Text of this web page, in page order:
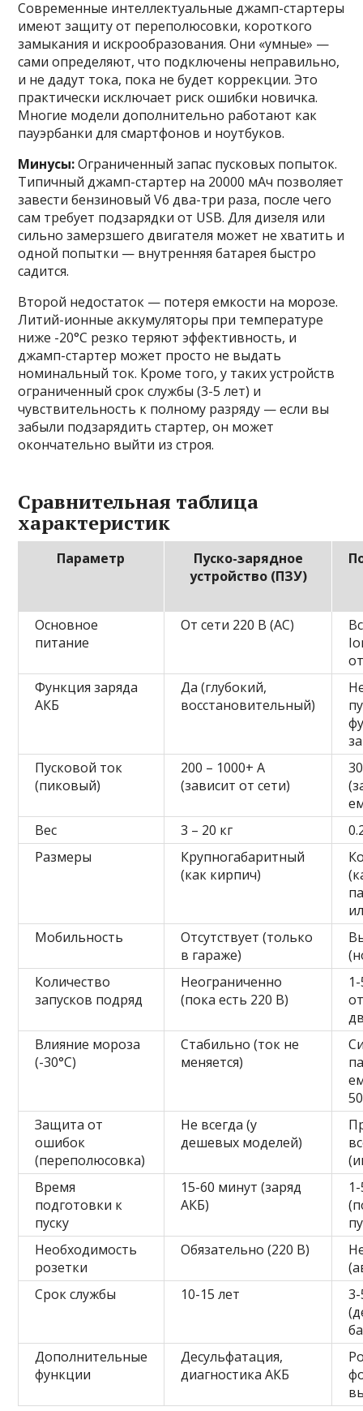
Современные интеллектуальные джамп-стартеры
имеют защиту от переполюсовки, короткого
замыкания и искрообразования. Они «умные» —
сами определяют, что подключены неправильно,
и не дадут тока, пока не будет коррекции. Это
практически исключает риск ошибки новичка.
Многие модели дополнительно работают как
пауэрбанки для смартфонов и ноутбуков.
Минусы:Ограниченный запас пусковых попыток.
Типичный джамп-стартер на 20000 мАч позволяет
завести бензиновый V6 два-три раза, после чего
сам требует подзарядки от USB. Для дизеля или
сильно замерзшего двигателя может не хватить и
одной попытки — внутренняя батарея быстро
садится.
Второй недостаток — потеря емкости на морозе.
Литий-ионные аккумуляторы при температуре
ниже -20°C резко теряют эффективность, и
джамп-стартер может просто не выдать
номинальный ток. Кроме того, у таких устройств
ограниченный срок службы (3-5 лет) и
чувствительность к полному разряду — если вы
забыли подзарядить стартер, он может
окончательно выйти из строя.
Сравнительная таблица
характеристик
Параметр
Пуско-зарядное
устройство (ПЗУ)
Основное
питание
От сети 220 В (AC)
Функция заряда
АКБ
Да (глубокий,
восстановительный)
Пусковой ток
(пиковый)
200 – 1000+ А
(зависит от сети)
Вес
3 – 20 кг
Размеры
Крупногабаритный
(как кирпич)
Мобильность
Отсутствует (только
в гараже)
Количество
запусков подряд
Неограниченно
(пока есть 220 В)
Влияние мороза
(-30°C)
Стабильно (ток не
меняется)
Защита от
ошибок
(переполюсовка)
Не всегда (у
дешевых моделей)
Время
подготовки к
пуску
15-60 минут (заряд
АКБ)
Необходимость
розетки
Обязательно (220 В)
Срок службы
10-15 лет
Дополнительные
функции
Десульфатация,
диагностика АКБ